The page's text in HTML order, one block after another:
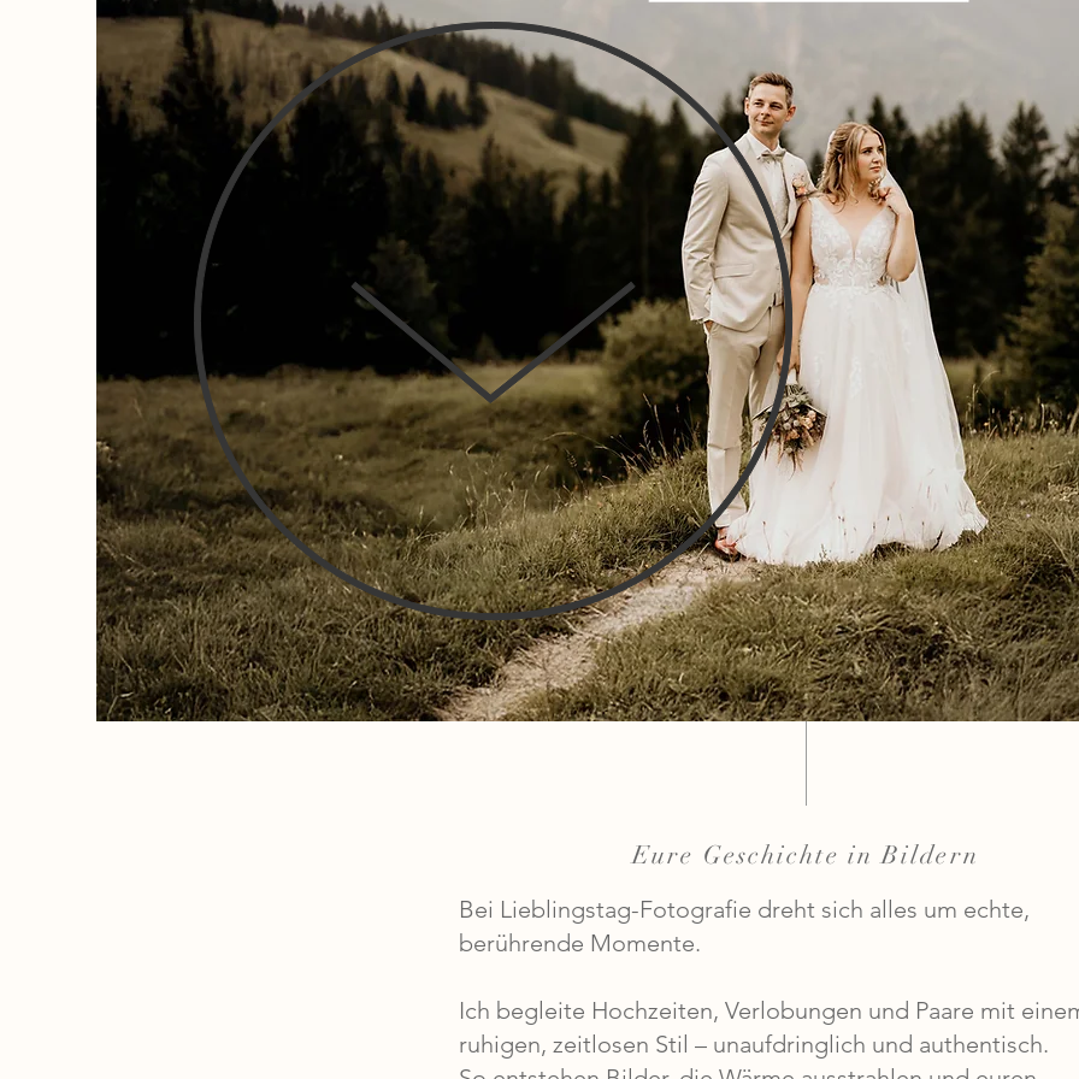
Eure Geschichte in Bildern
Bei Lieblingstag-Fotografie dreht sich alles um echte,
berührende Momente.
Ich begleite Hochzeiten, Verlobungen und Paare mit
ruhigen, zeitlosen Stil – unaufdringlich und authentisch.